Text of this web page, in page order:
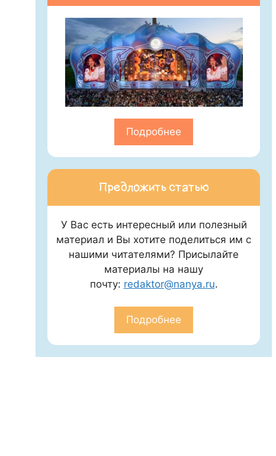
Подробнее
Предложить статью
У Вас есть интересный или полезный
материал и Вы хотите поделиться им с
нашими читателями? Присылайте
материалы на нашу
почту: redaktor@nanya.ru.
Подробнее